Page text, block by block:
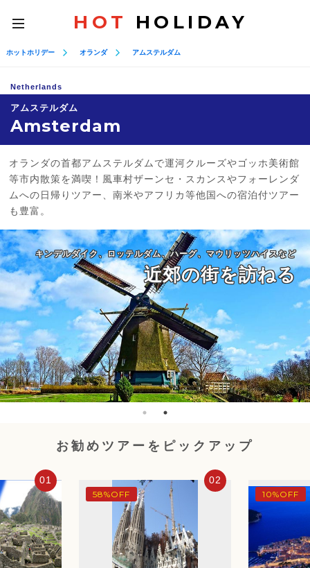
toggle
navigation
HOT HOLIDAY
ホットホリデー オランダ アムステルダム
Netherlands
アムステルダム
Amsterdam
オランダの首都アムステルダムで運河クルーズやゴッホ美術館
等市内散策を満喫！風車村ザーンセ・スカンスやフォーレンダ
ムへの日帰りツアー、南米やアフリカ等他国への宿泊付ツアー
も豊富。
キンデルダイク、ロッテルダム、ハーグ、マウリッツハイスなど
近郊の街を訪ねる
お勧めツアーをピックアップ
01 02
58%OFF 10%OFF